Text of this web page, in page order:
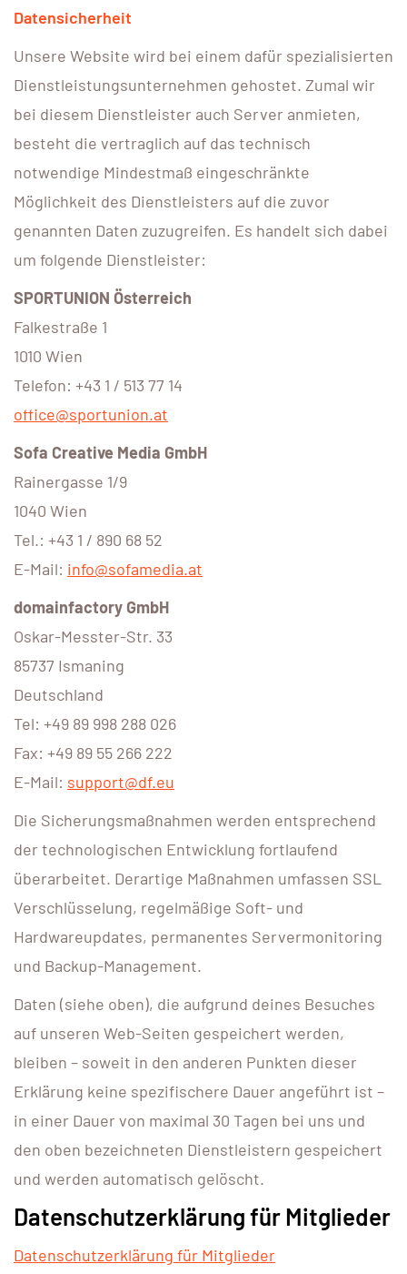
Datensicherheit
Unsere Website wird bei einem dafür spezialisierten
Dienstleistungsunternehmen gehostet. Zumal wir
bei diesem Dienstleister auch Server anmieten,
besteht die vertraglich auf das technisch
notwendige Mindestmaß eingeschränkte
Möglichkeit des Dienstleisters auf die zuvor
genannten Daten zuzugreifen. Es handelt sich dabei
um folgende Dienstleister:
SPORTUNION Österreich
Falkestraße 1
1010 Wien
Telefon: +43 1 / 513 77 14
office@sportunion.at
Sofa Creative Media GmbH
Rainergasse 1/9
1040 Wien
Tel.: +43 1 / 890 68 52
E-Mail: info@sofamedia.at
domainfactory GmbH
Oskar-Messter-Str. 33
85737 Ismaning
Deutschland
Tel: +49 89 998 288 026
Fax: +49 89 55 266 222
E-Mail: support@df.eu
Die Sicherungsmaßnahmen werden entsprechend
der technologischen Entwicklung fortlaufend
überarbeitet. Derartige Maßnahmen umfassen SSL
Verschlüsselung, regelmäßige Soft- und
Hardwareupdates, permanentes Servermonitoring
und Backup-Management.
Daten (siehe oben), die aufgrund deines Besuches
auf unseren Web-Seiten gespeichert werden,
bleiben – soweit in den anderen Punkten dieser
Erklärung keine spezifischere Dauer angeführt ist –
in einer Dauer von maximal 30 Tagen bei uns und
den oben bezeichneten Dienstleistern gespeichert
und werden automatisch gelöscht.
Datenschutzerklärung für Mitglieder
Datenschutzerklärung für Mitglieder